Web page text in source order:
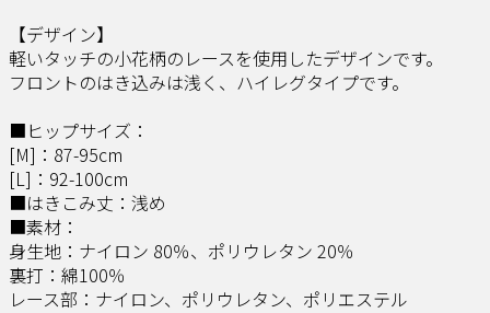
【デザイン】​
軽いタッチの小花柄のレースを使用したデザインです。​
フロントのはき込みは浅く、ハイレグタイプです。
■ヒップサイズ：
[M]：87-95cm
[L]：92-100cm
■はきこみ丈：浅め
■素材：
身生地：ナイロン 80％、ポリウレタン 20％
裏打：綿100％
レース部：ナイロン、ポリウレタン、ポリエステル